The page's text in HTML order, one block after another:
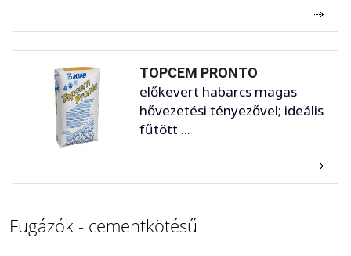
TOPCEM PRONTO
előkevert habarcs magas
hővezetési tényezővel; ideális
fűtött ...
Fugázók - cementkötésű